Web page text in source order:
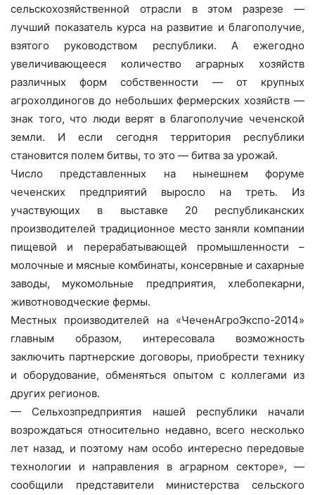
сельскохозяйственной отрасли в этом разрезе —
лучший показатель курса на развитие и благополучие,
взятого руководством республики. А ежегодно
увеличивающееся количество аграрных хозяйств
различных форм собственности — от крупных
агрохолдиногов до небольших фермерских хозяйств —
знак того, что люди верят в благополучие чеченской
земли. И если сегодня территория республики
становится полем битвы, то это — битва за урожай.
Число представленных на нынешнем форуме
чеченских предприятий выросло на треть. Из
участвующих в выставке 20 республиканских
производителей традиционное место заняли компании
пищевой и перерабатывающей промышленности –
молочные и мясные комбинаты, консервные и сахарные
заводы, мукомольные предприятия, хлебопекарни,
животноводческие фермы.
Местных производителей на «ЧеченАгроЭкспо-2014»
главным образом, интересовала возможность
заключить партнерские договоры, приобрести технику
и оборудование, обменяться опытом с коллегами из
других регионов.
— Сельхозпредприятия нашей республики начали
возрождаться относительно недавно, всего несколько
лет назад, и поэтому нам особо интересно передовые
технологии и направления в аграрном секторе», —
сообщили представители министерства сельского